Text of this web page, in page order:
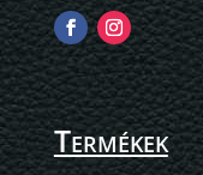
Termékek